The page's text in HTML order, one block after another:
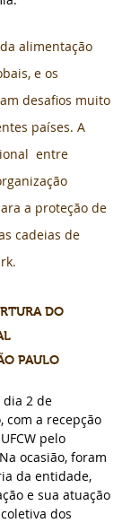
alimentação
e os
desafios muito
países. A
entre
a proteção de
cadeias de
DO
PAULO
dia 2 de
com a recepção
pelo
Na ocasião, foram
da entidade,
e sua atuação
dos